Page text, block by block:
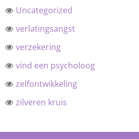
Uncategorized
verlatingsangst
verzekering
vind een psycholoog
zelfontwikkeling
zilveren kruis